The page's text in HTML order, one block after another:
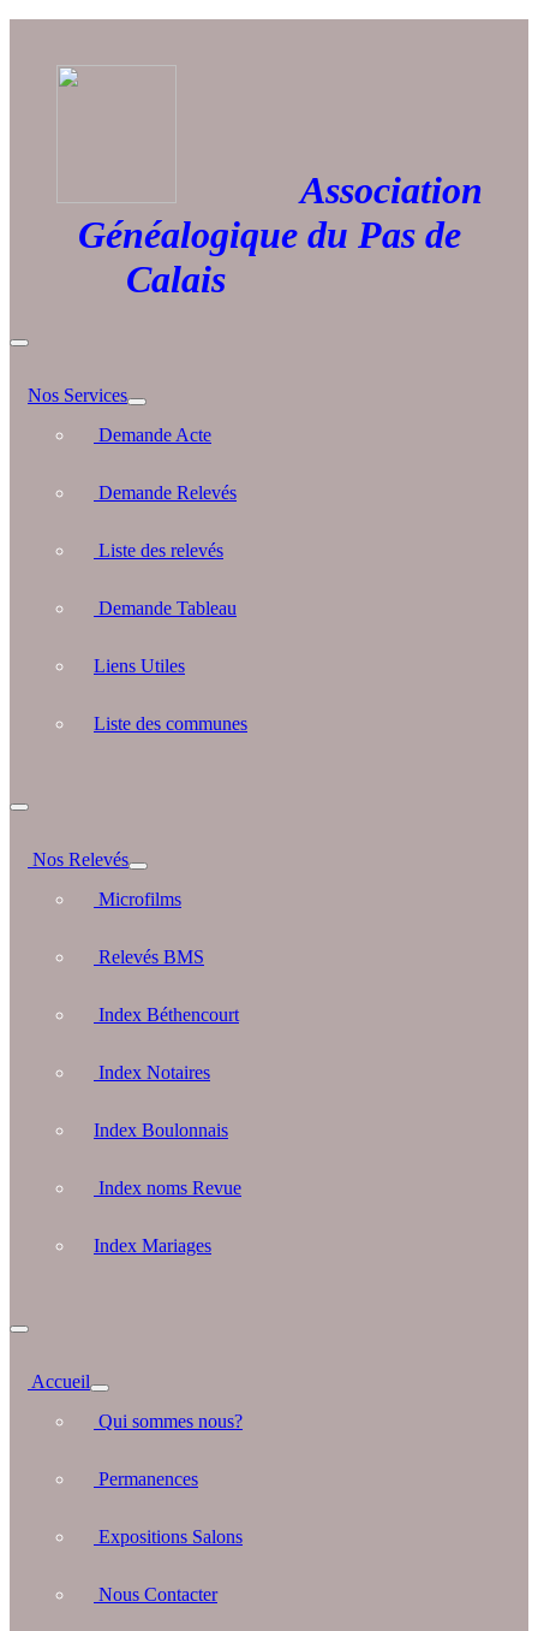
Association
Généalogique du Pas de
Calais
Nos Services
Demande Acte
Demande Relevés
Liste des relevés
Demande Tableau
Liens Utiles
Liste des communes
Nos Relevés
Microfilms
Relevés BMS
Index Béthencourt
Index Notaires
Index Boulonnais
Index noms Revue
Index Mariages
Accueil
Qui sommes nous?
Permanences
Expositions Salons
Nous Contacter